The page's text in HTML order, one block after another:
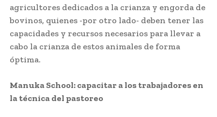
agricultores dedicados a la crianza y engorda de
bovinos, quienes -por otro lado- deben tener las
capacidades y recursos necesarios para llevar a
cabo la crianza de estos animales de forma
óptima.
Manuka School: capacitar a los trabajadores en
la técnica del pastoreo